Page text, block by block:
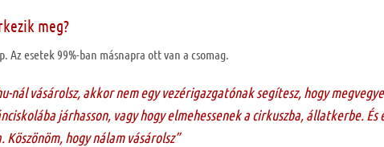
meg?
Az esetek 99%-ban másnapra ott van a csomag.
nál vásárolsz, akkor nem egy vezérigazgatónak segítesz, hogy
járhasson, vagy hogy elmehessenek a cirkuszba, állatkerbe. És
hogy nálam vásárolsz”